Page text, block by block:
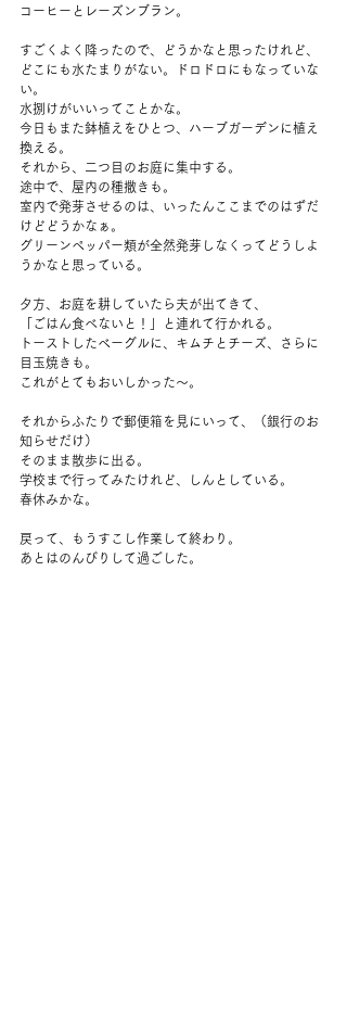
コーヒーとレーズンブラン。
すごくよく降ったので、どうかなと思ったけれど、
どこにも水たまりがない。ドロドロにもなっていな
い。
水捌けがいいってことかな。
今日もまた鉢植えをひとつ、ハーブガーデンに植え
換える。
それから、二つ目のお庭に集中する。
途中で、屋内の種撒きも。
室内で発芽させるのは、いったんここまでのはずだ
けどどうかなぁ。
グリーンペッパー類が全然発芽しなくってどうしよ
うかなと思っている。
夕方、お庭を耕していたら夫が出てきて、
「ごはん食べないと！」と連れて行かれる。
トーストしたベーグルに、キムチとチーズ、さらに
目玉焼きも。
これがとてもおいしかった～。
それからふたりで郵便箱を見にいって、（銀行のお
知らせだけ）
そのまま散歩に出る。
学校まで行ってみたけれど、しんとしている。
春休みかな。
戻って、もうすこし作業して終わり。
あとはのんびりして過ごした。